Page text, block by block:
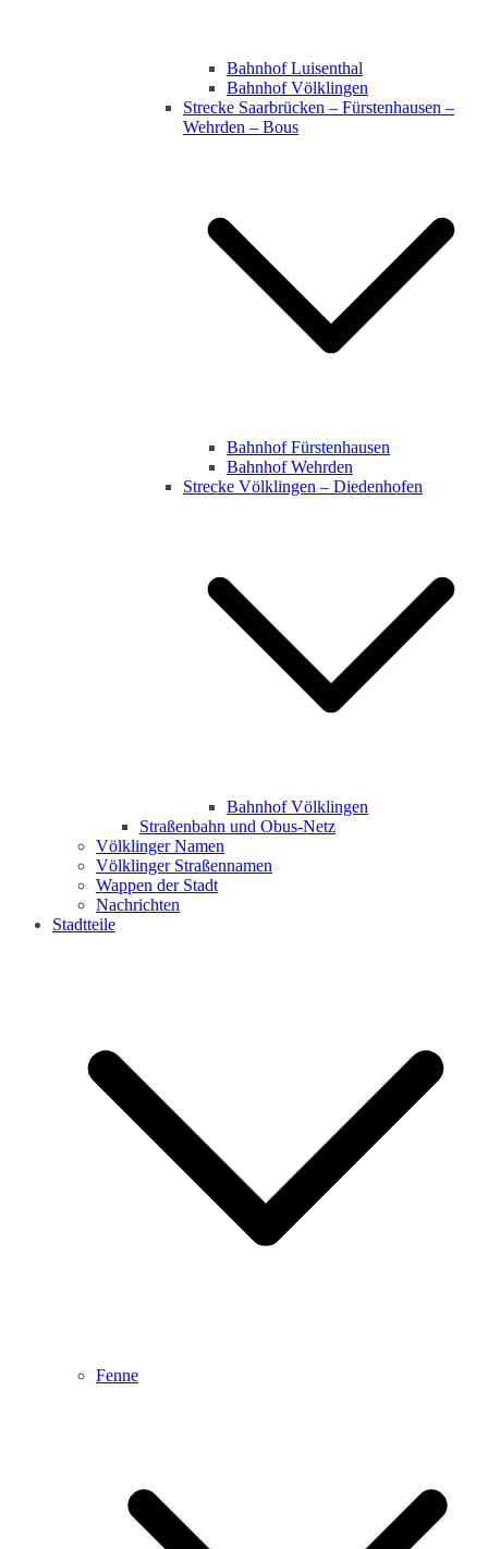
Bahnhof Luisenthal
Bahnhof Völklingen
Strecke Saarbrücken – Fürstenhausen –
Wehrden – Bous
Bahnhof Fürstenhausen
Bahnhof Wehrden
Strecke Völklingen – Diedenhofen
Bahnhof Völklingen
Straßenbahn und Obus-Netz
Völklinger Namen
Völklinger Straßennamen
Wappen der Stadt
Nachrichten
Stadtteile
Fenne